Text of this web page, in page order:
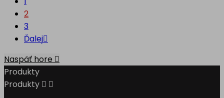
2
3
Ďalej
Naspäť hore 
Produkty
Produkty  